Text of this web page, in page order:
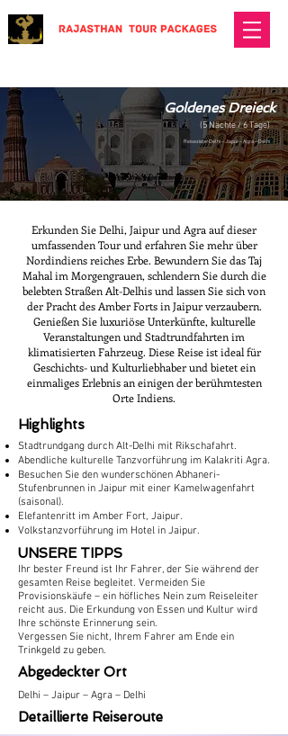
Goldenes Dreieck
(5 Nächte / 6 Tage)
Reiseziele: Delhi – Jaipur – Agra – Delhi
Erkunden Sie Delhi, Jaipur und Agra auf dieser
umfassenden Tour und erfahren Sie mehr über
Nordindiens reiches Erbe. Bewundern Sie das Taj
Mahal im Morgengrauen, schlendern Sie durch die
belebten Straßen Alt-Delhis und lassen Sie sich von
der Pracht des Amber Forts in Jaipur verzaubern.
Genießen Sie luxuriöse Unterkünfte, kulturelle
Veranstaltungen und Stadtrundfahrten im
klimatisierten Fahrzeug. Diese Reise ist ideal für
Geschichts- und Kulturliebhaber und bietet ein
einmaliges Erlebnis an einigen der berühmtesten
Orte Indiens.
Highlights
Stadtrundgang durch Alt-Delhi mit Rikschafahrt.
Abendliche kulturelle Tanzvorführung im Kalakriti Agra.
Besuchen Sie den wunderschönen Abhaneri-
Stufenbrunnen in Jaipur mit einer Kamelwagenfahrt
(saisonal).
Elefantenritt im Amber Fort, Jaipur.
Volkstanzvorführung im Hotel in Jaipur.
UNSERE TIPPS
Ihr bester Freund ist Ihr Fahrer, der Sie während der
gesamten Reise begleitet. Vermeiden Sie
Provisionskäufe – ein höfliches Nein zum Reiseleiter
reicht aus. Die Erkundung von Essen und Kultur wird
Ihre schönste Erinnerung sein.
Vergessen Sie nicht, Ihrem Fahrer am Ende ein
Trinkgeld zu geben.
Abgedeckter Ort
Delhi – Jaipur – Agra – Delhi
Detaillierte Reiseroute